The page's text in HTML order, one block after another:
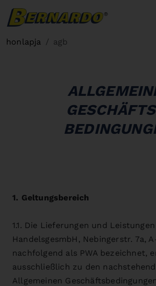
honlapja agb
1. Geltungsbereich
1.1. Die Lieferungen und
HandelsgesmbH, Nebingerstr. 7a,
nachfolgend als PWA bezeichnet,
ausschließlich zu den
Allgemeinen